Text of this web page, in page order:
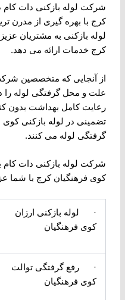
شرکت لوله بازکنی دات کام
کرج با بهره گیری از مدرن
لوله بازکنی به مشتریان
کرج خدمات ارائه می دهد.
از آنجایی که متخصصین
علت و محل گرفتگی لوله را
تضمینی در لوله بازکنی کوی
گرفتگی لوله می کنند.
شرکت لوله بازکنی دات کام
کوی فرهنگیان کرج با شما
· لوله بازکنی ارزان
کوی فرهنگیان
· رفع گرفتگی توالت
کوی فرهنگیان